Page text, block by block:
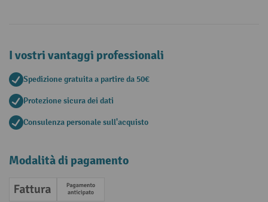
I vostri vantaggi professionali
Spedizione gratuita a partire da 50€
Protezione sicura dei dati
Consulenza personale sull'acquisto
Modalità di pagamento
Fattura Pagamento anticipato